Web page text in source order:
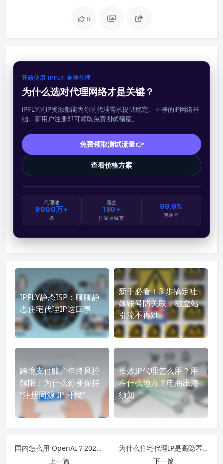
0
开始使用 IPFLY 全球代理
为什么选对代理网络才是关键？
IPFLY的IP资源都能为你的代理需求提供稳定、干净的IP网络基
础。新用户注册即可领取免费测试额度。
免费领取测试流量👉
查看价格方案
代理池
9000万+
条
覆盖
190+
国家及城市
99.9%
使用率
IPFLY静态ISP：聊聊静
态住宅代理IP这回事
新手必看！3 步搞定社
媒账号防关联，独立站
引流不再难
跨境支付账户年终风控
解限：为什么你要保持
“注册同源 IP 环境”
长效IP代理怎么用？用
在什么地方？电商出海
须知
国内怎么用 OpenAI？2025 最新详细教程
上一篇
为什么住宅代理IP是高隐匿网络访问的首选？
下一篇